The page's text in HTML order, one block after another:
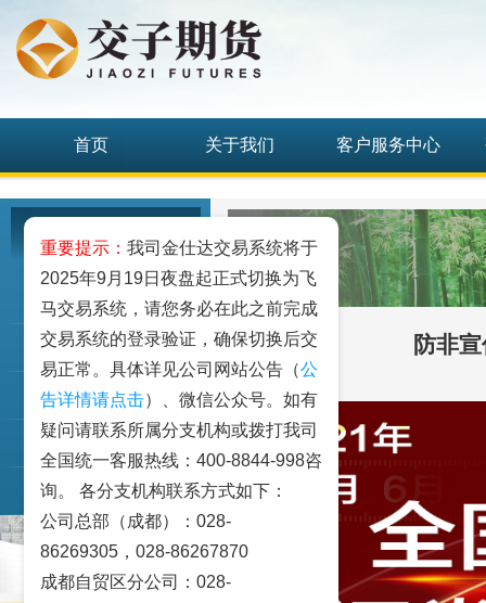
首页 关于我们 客户服务中心
期货期权讲堂
期货品种介绍
反洗钱
风险揭示
防非
重要提示： 我司金仕达交易系统将于
2025年9月19日夜盘起正式切换为飞
马交易系统，请您务必在此之前完成
交易系统的登录验证，确保切换后交
易正常。具体详见公司网站公告（公
告详情请点击）、微信公众号。如有
疑问请联系所属分支机构或拨打我司
全国统一客服热线：400-8844-998咨
询。 各分支机构联系方式如下：
公司总部（成都）：028-
86269305，028-86267870
成都自贸区分公司：028-